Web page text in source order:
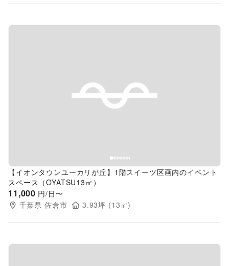
Previous slide
【イオンタウンユーカリが丘】1階スイーツ区画内のイベント
スペース（OYATSU13㎡）
11,000 円/日〜
千葉県 佐倉市 3.93坪 (13 ㎡)